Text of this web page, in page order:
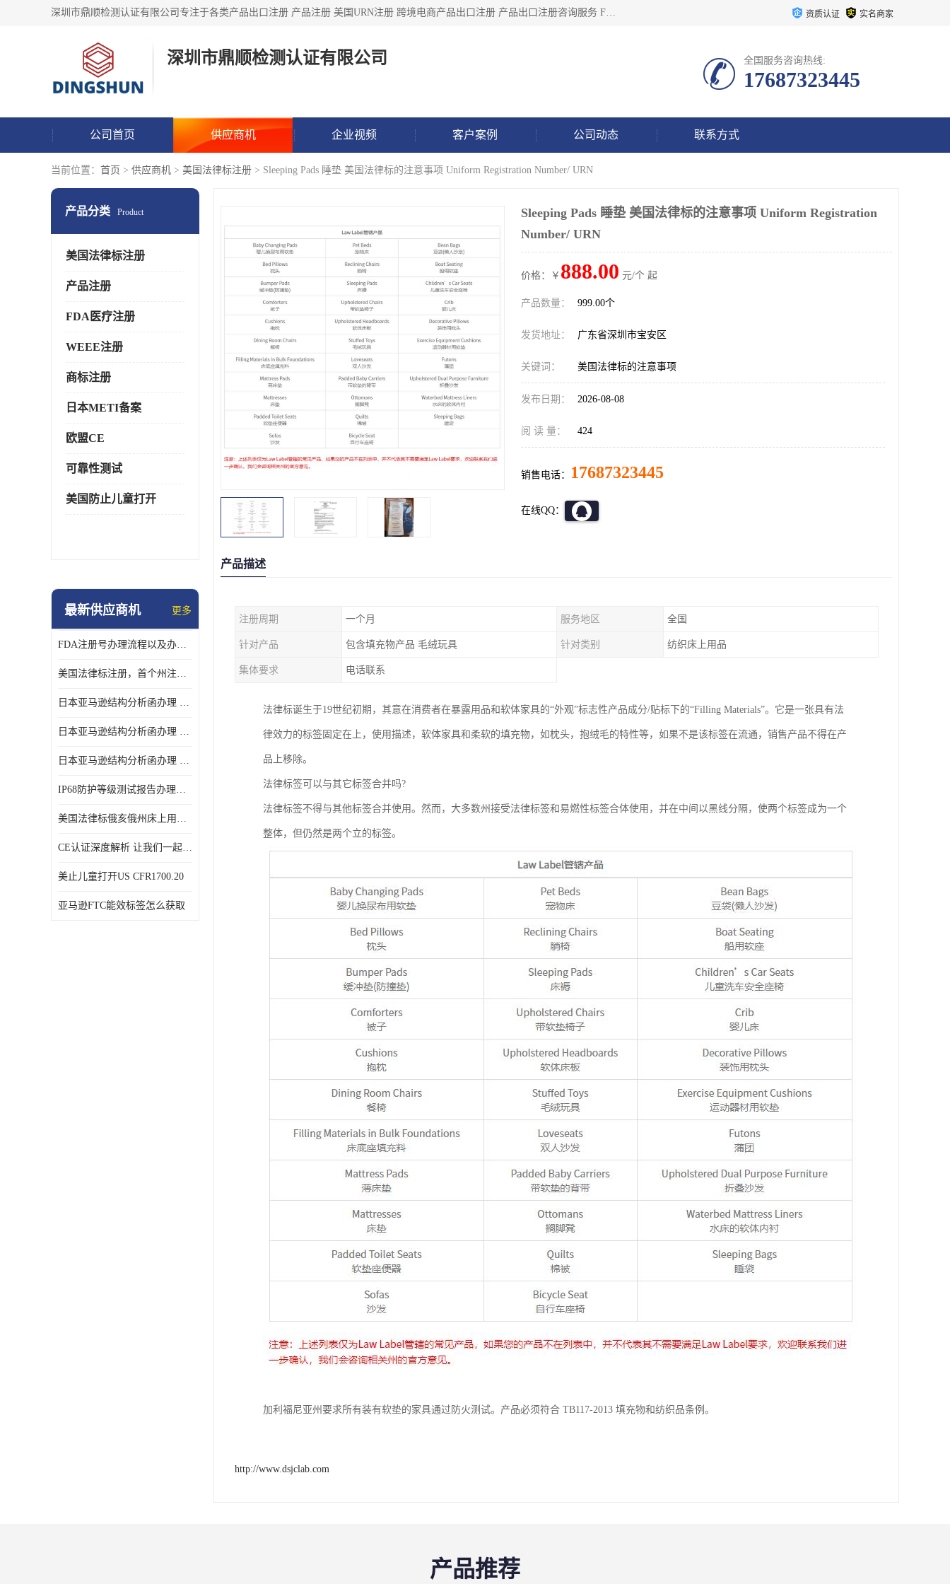
深圳市鼎顺检测认证有限公司专注于各类产品出口注册 产品注册 美国URN注册 跨境电商产品出口注册 产品出口注册咨询服务 FDA食品注册等我们是一家商务服务公司，为客户提供商标注册，本公司实力雄厚，能满足客户多种需求。 资质认证 实名商家
深圳市鼎顺检测认证有限公司 全国服务咨询热线:
17687323445
公司首页 供应商机 企业视频 客户案例 公司动态 联系方式
当前位置： 首页 > 供应商机 > 美国法律标注册 > Sleeping Pads 睡垫 美国法律标的注意事项 Uniform Registration Number/ URN
产品分类 Product
美国法律标注册
产品注册
FDA医疗注册
WEEE注册
商标注册
日本METI备案
欧盟CE
可靠性测试
美国防止儿童打开
最新供应商机 更多
FDA注册号办理流程以及办理周期是多久
美国法律标注册，首个州注册该如何选择
日本亚马逊结构分析函办理 日本亚马逊 电饭煲
日本亚马逊结构分析函办理 日本亚马逊 热水壶等；
日本亚马逊结构分析函办理 日本亚马逊 果汁搅拌机
IP68防护等级测试报告办理标准要求
美国法律标俄亥俄州床上用品许可证讲解！
CE认证深度解析 让我们一起来认识CE认证
美止儿童打开US CFR1700.20
亚马逊FTC能效标签怎么获取
Sleeping Pads 睡垫 美国法律标的注意事项 Uniform Registration
Number/ URN
价格：￥ 888.00 元/个 起
产品数量： 999.00个
发货地址： 广东省深圳市宝安区
关键词： 美国法律标的注意事项
发布日期： 2026-08-08
阅 读 量： 424
销售电话： 17687323445
在线QQ：
产品描述
注册周期 一个月 服务地区 全国
针对产品 包含填充物产品 毛绒玩具 针对类别 纺织床上用品
集体要求 电话联系
法律标诞生于19世纪初期，其意在消费者在暴露用品和软体家具的“外观”标志性产品成分/贴标下的“Filling Materials”。它是一张具有法
律效力的标签固定在上，使用描述，软体家具和柔软的填充物，如枕头，抱绒毛的特性等，如果不是该标签在流通，销售产品不得在产
品上移除。
法律标签可以与其它标签合并吗?
法律标签不得与其他标签合并使用。然而，大多数州接受法律标签和易燃性标签合体使用，并在中间以黑线分隔，使两个标签成为一个
整体，但仍然是两个立的标签。
加利福尼亚州要求所有装有软垫的家具通过防火测试。产品必须符合 TB117-2013 填充物和纺织品条例。
http://www.dsjclab.com
产品推荐